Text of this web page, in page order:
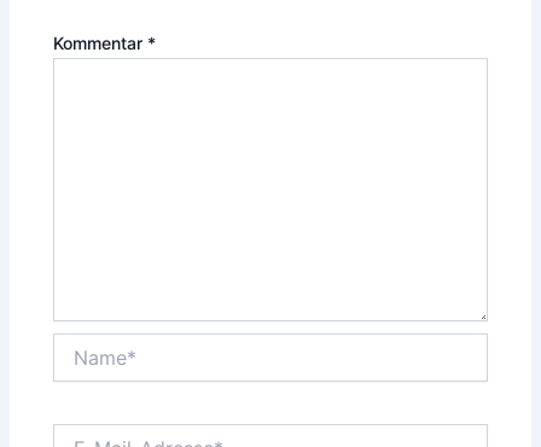
Kommentar *